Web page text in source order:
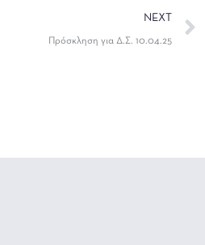
NEXT
Πρόσκληση για Δ.Σ. 10.04.25